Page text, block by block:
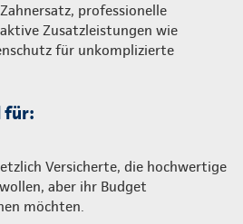
professionelle
Zusatzleistungen wie
für unkomplizierte
für:
Versicherte, die hochwertige
aber ihr Budget
möchten.